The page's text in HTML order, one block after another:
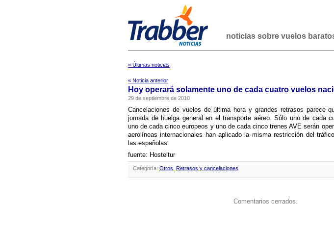
noticias sobre vuelos
» Últimas noticias
« Noticia anterior
Hoy operará solamente uno de cada cuatro vuelos
29 de septiembre de 2010
Cancelaciones de vuelos de última hora y grandes retrasos parece
jornada de huelga general en el transporte aéreo. Sólo uno de cada
uno de cada cinco europeos y uno de cada cinco trenes AVE serán
aerolí­neas internacionales han aplicado la misma restricción del
las españolas.
fuente: Hosteltur
Categoría: Otros Retrasos y cancelaciones
Comentarios cerrados.